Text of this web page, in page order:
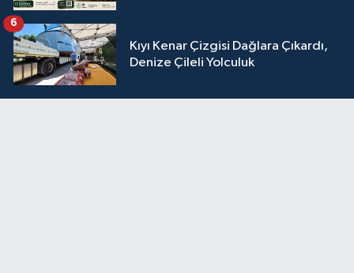
Kıyı Kenar Çizgisi Dağlara Çıkardı,
Denize Çileli Yolculuk
6